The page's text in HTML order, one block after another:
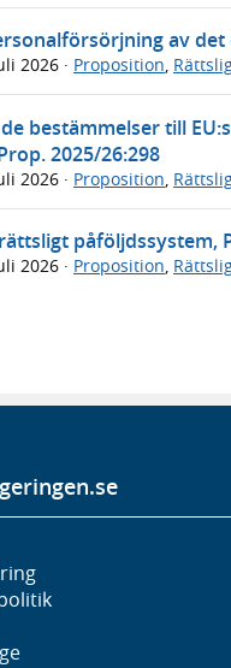
av
2026 · Proposition,
bestämmelser till
2025/26:298
2026 · Proposition
påföljdssystem,
2026 · Proposition,